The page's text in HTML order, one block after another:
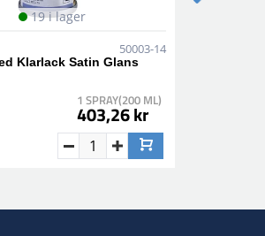
19 i lager
50003-14
Klarlack Satin Glans
1 SPRAY(200 ML)
403,26 kr